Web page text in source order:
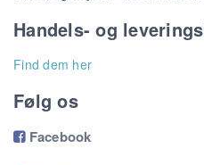
Handels- og
Find dem her
Følg os
Facebook